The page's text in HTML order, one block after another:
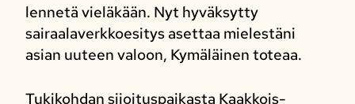
lennetä vieläkään. Nyt hyväksytty
sairaalaverkkoesitys asettaa mielestäni
asian uuteen valoon, Kymäläinen toteaa.
Tukikohdan sijoituspaikasta Kaakkois-